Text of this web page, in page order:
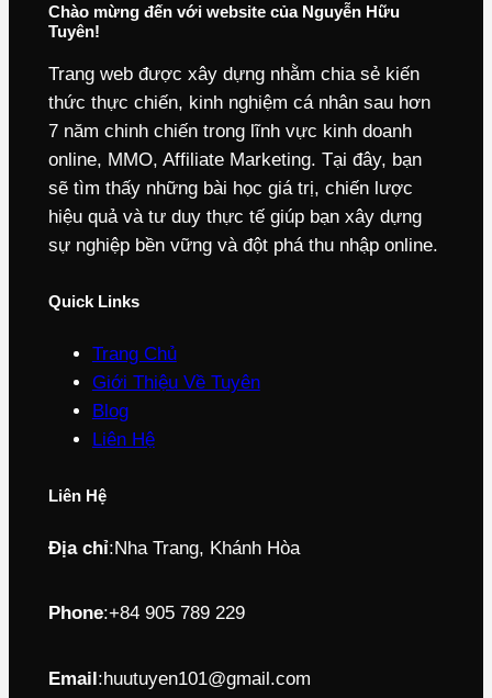
Chào mừng đến với website của Nguyễn Hữu
Tuyên!
Trang web được xây dựng nhằm chia sẻ kiến
thức thực chiến, kinh nghiệm cá nhân sau hơn
7 năm chinh chiến trong lĩnh vực kinh doanh
online, MMO, Affiliate Marketing. Tại đây, bạn
sẽ tìm thấy những bài học giá trị, chiến lược
hiệu quả và tư duy thực tế giúp bạn xây dựng
sự nghiệp bền vững và đột phá thu nhập online.
Quick Links
Trang Chủ
Giới Thiệu Về Tuyên
Blog
Liên Hệ
Liên Hệ
Địa chỉ:Nha Trang, Khánh Hòa
Phone:+84 905 789 229
Email:huutuyen101@gmail.com